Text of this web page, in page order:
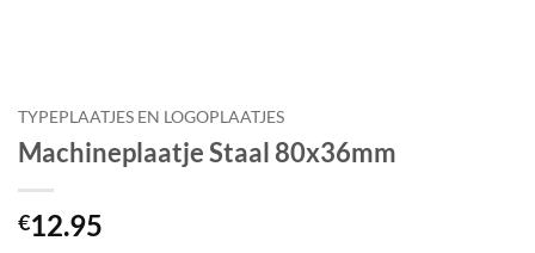
TYPEPLAATJES EN LOGOPLAATJES
Machineplaatje Staal 80x36mm
€12.95